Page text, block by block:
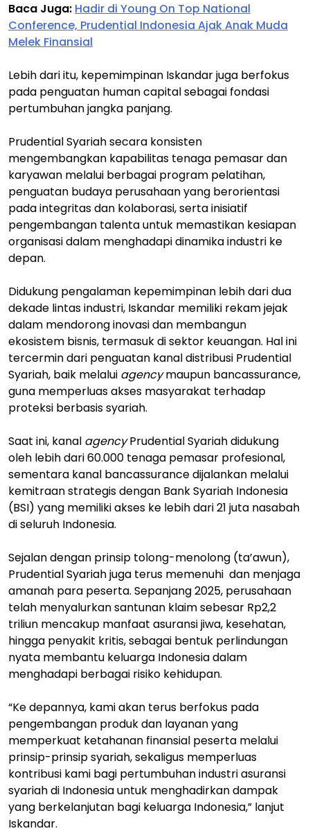
Baca Juga: Hadir di Young On Top National
Conference, Prudential Indonesia Ajak Anak Muda
Melek Finansial
Lebih dari itu, kepemimpinan Iskandar juga berfokus
pada penguatan human capital sebagai fondasi
pertumbuhan jangka panjang.
Prudential Syariah secara konsisten
mengembangkan kapabilitas tenaga pemasar dan
karyawan melalui berbagai program pelatihan,
penguatan budaya perusahaan yang berorientasi
pada integritas dan kolaborasi, serta inisiatif
pengembangan talenta untuk memastikan kesiapan
organisasi dalam menghadapi dinamika industri ke
depan.
Didukung pengalaman kepemimpinan lebih dari dua
dekade lintas industri, Iskandar memiliki rekam jejak
dalam mendorong inovasi dan membangun
ekosistem bisnis, termasuk di sektor keuangan. Hal ini
tercermin dari penguatan kanal distribusi Prudential
Syariah, baik melalui agencymaupun bancassurance,
guna memperluas akses masyarakat terhadap
proteksi berbasis syariah.
Saat ini, kanal agencyPrudential Syariah didukung
oleh lebih dari 60.000 tenaga pemasar profesional,
sementara kanal bancassurance dijalankan melalui
kemitraan strategis dengan Bank Syariah Indonesia
(BSI) yang memiliki akses ke lebih dari 21 juta nasabah
di seluruh Indonesia.
Sejalan dengan prinsip tolong-menolong (ta’awun),
Prudential Syariah juga terus memenuhi dan menjaga
amanah para peserta. Sepanjang 2025, perusahaan
telah menyalurkan santunan klaim sebesar Rp2,2
triliun mencakup manfaat asuransi jiwa, kesehatan,
hingga penyakit kritis, sebagai bentuk perlindungan
nyata membantu keluarga Indonesia dalam
menghadapi berbagai risiko kehidupan.
“Ke depannya, kami akan terus berfokus pada
pengembangan produk dan layanan yang
memperkuat ketahanan finansial peserta melalui
prinsip-prinsip syariah, sekaligus memperluas
kontribusi kami bagi pertumbuhan industri asuransi
syariah di Indonesia untuk menghadirkan dampak
yang berkelanjutan bagi keluarga Indonesia,” lanjut
Iskandar.